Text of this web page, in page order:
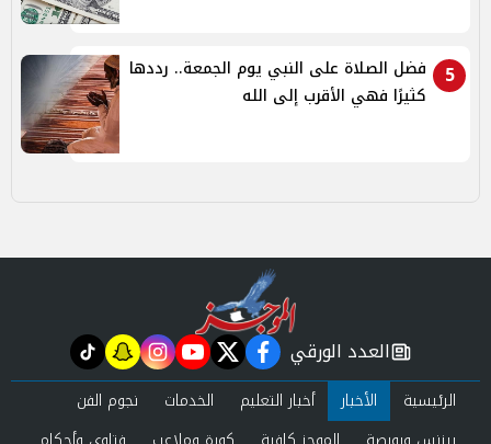
5
فضل الصلاة على النبي يوم الجمعة.. رددها
كثيرًا فهي الأقرب إلى الله
newspaper
العدد الورقي facebook
twitter
youtube
instagram
snapchat
tiktok
الرئيسية الأخبار أخبار التعليم الخدمات
نجوم الفن